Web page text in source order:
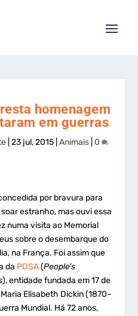
homenagem
em guerras
23 jul, 2015 Animais 0
por bravura para
estranho, mas ouvi essa
numa visita ao Memorial
sobre o desembarque do
na França. Foi assim que
da PDSA(People’s
), entidade fundada em 17 de
Elisabeth Dickin (1870–
Mundial. Há 72 anos,